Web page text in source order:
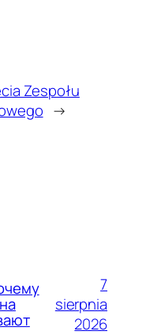
Zespołu
→
7
sierpnia
2026